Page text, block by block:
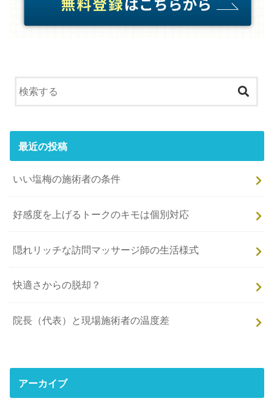
最近の投稿
いい塩梅の施術者の条件
好感度を上げるトークのキモは個別対応
隠れリッチな訪問マッサージ師の生活様式
快適さからの脱却？
院長（代表）と現場施術者の温度差
アーカイブ